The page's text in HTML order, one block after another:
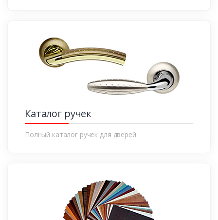
Каталог ручек
Полный каталог ручек для дверей